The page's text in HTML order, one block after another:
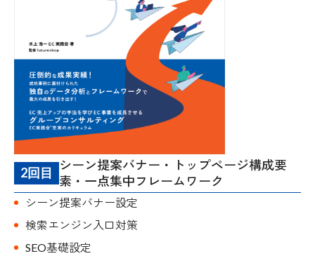
2回目
シーン提案バナー・トップページ構成要
素・一点集中フレームワーク
シーン提案バナー設定
検索エンジン入口対策
SEO基礎設定